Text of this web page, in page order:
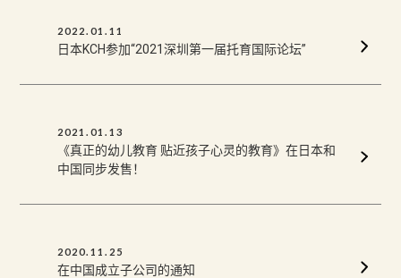
2022.01.11
日本KCH参加“2021深圳第一届托育国际论坛”
2021.01.13
《真正的幼儿教育 贴近孩子心灵的教育》在日本和
中国同步发售！
2020.11.25
在中国成立子公司的通知